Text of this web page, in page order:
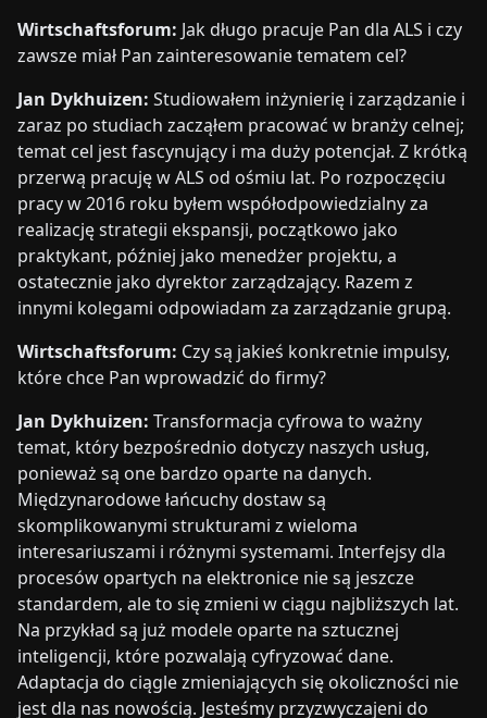
Wirtschaftsforum: Jak długo pracuje Pan dla ALS i czy
zawsze miał Pan zainteresowanie tematem cel?
Jan Dykhuizen: Studiowałem inżynierię i zarządzanie i
zaraz po studiach zacząłem pracować w branży celnej;
temat cel jest fascynujący i ma duży potencjał. Z krótką
przerwą pracuję w ALS od ośmiu lat. Po rozpoczęciu
pracy w 2016 roku byłem współodpowiedzialny za
realizację strategii ekspansji, początkowo jako
praktykant, później jako menedżer projektu, a
ostatecznie jako dyrektor zarządzający. Razem z
innymi kolegami odpowiadam za zarządzanie grupą.
Wirtschaftsforum: Czy są jakieś konkretnie impulsy,
które chce Pan wprowadzić do firmy?
Jan Dykhuizen: Transformacja cyfrowa to ważny
temat, który bezpośrednio dotyczy naszych usług,
ponieważ są one bardzo oparte na danych.
Międzynarodowe łańcuchy dostaw są
skomplikowanymi strukturami z wieloma
interesariuszami i różnymi systemami. Interfejsy dla
procesów opartych na elektronice nie są jeszcze
standardem, ale to się zmieni w ciągu najbliższych lat.
Na przykład są już modele oparte na sztucznej
inteligencji, które pozwalają cyfryzować dane.
Adaptacja do ciągle zmieniających się okoliczności nie
jest dla nas nowością. Jesteśmy przyzwyczajeni do